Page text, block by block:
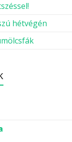
hétvégén